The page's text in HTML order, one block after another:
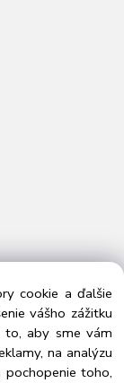
cookie a ďalšie
vášho zážitku
to, aby sme vám
na analýzu
toho,